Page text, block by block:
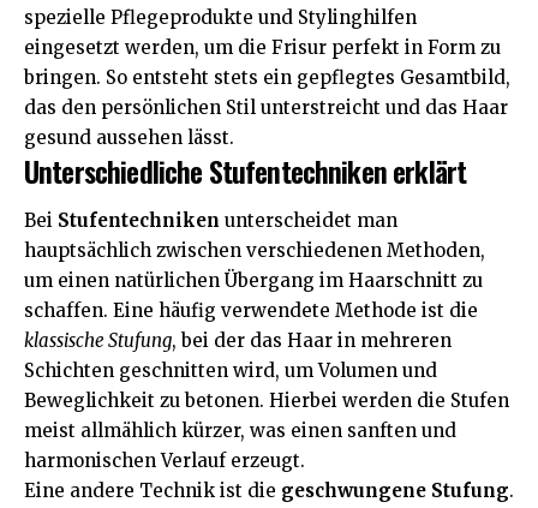
spezielle Pflegeprodukte und Stylinghilfen
eingesetzt werden, um die Frisur perfekt in Form zu
bringen. So entsteht stets ein gepflegtes Gesamtbild,
das den persönlichen Stil unterstreicht und das Haar
gesund aussehen lässt.
Unterschiedliche Stufentechniken erklärt
Bei Stufentechniken unterscheidet man
hauptsächlich zwischen verschiedenen Methoden,
um einen natürlichen Übergang im Haarschnitt zu
schaffen. Eine häufig verwendete Methode ist die
klassische Stufung, bei der das Haar in mehreren
Schichten geschnitten wird, um Volumen und
Beweglichkeit zu betonen. Hierbei werden die Stufen
meist allmählich kürzer, was einen sanften und
harmonischen Verlauf erzeugt.
Eine andere Technik ist die geschwungene Stufung.